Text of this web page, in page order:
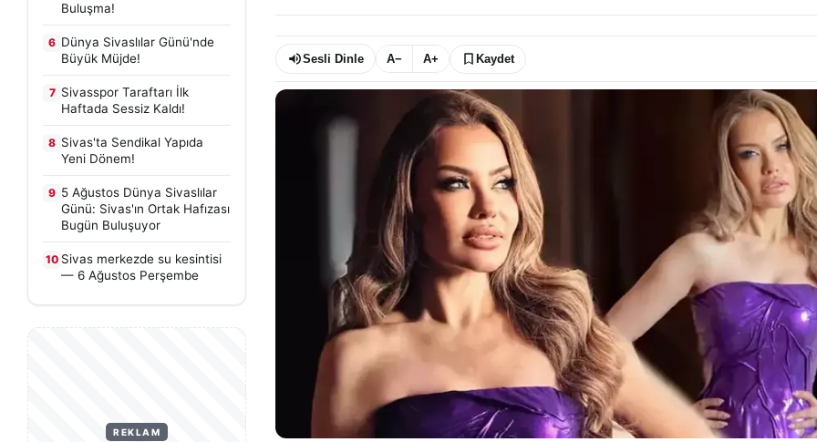
Buluşma!
6 Dünya Sivaslılar Günü'nde
Büyük Müjde!
7 Sivasspor Taraftarı İlk
Haftada Sessiz Kaldı!
8 Sivas'ta Sendikal Yapıda
Yeni Dönem!
9 5 Ağustos Dünya Sivaslılar
Günü: Sivas'ın Ortak Hafızası
Bugün Buluşuyor
10 Sivas merkezde su kesintisi
— 6 Ağustos Perşembe
REKLAM
Sesli Dinle A− A+ Kaydet